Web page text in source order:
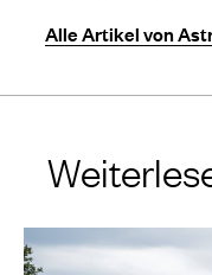
Alle Artikel von